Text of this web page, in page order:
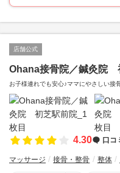
店舗公式
Ohana接骨院／鍼灸院
お子様連れでも安心♪ママにやさしい
4.30 口コ
マッサージ 接骨・整骨 整体